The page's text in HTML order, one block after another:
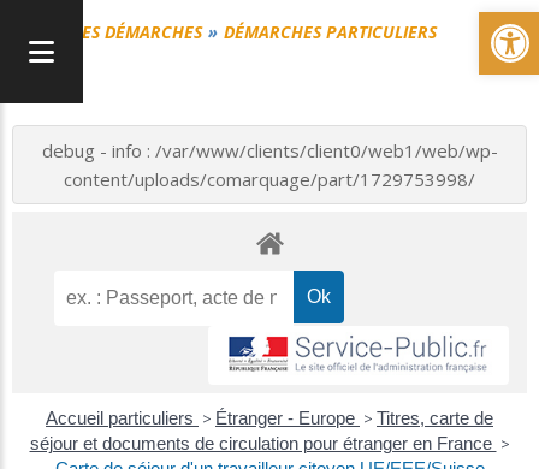
MES DÉMARCHES DÉMARCHES PARTICULIERS
debug - info : /var/www/clients/client0/web1/web/wp-
content/uploads/comarquage/part/1729753998/
Accueil particuliers > Étranger - Europe > Titres, carte de
séjour et documents de circulation pour étranger en France >